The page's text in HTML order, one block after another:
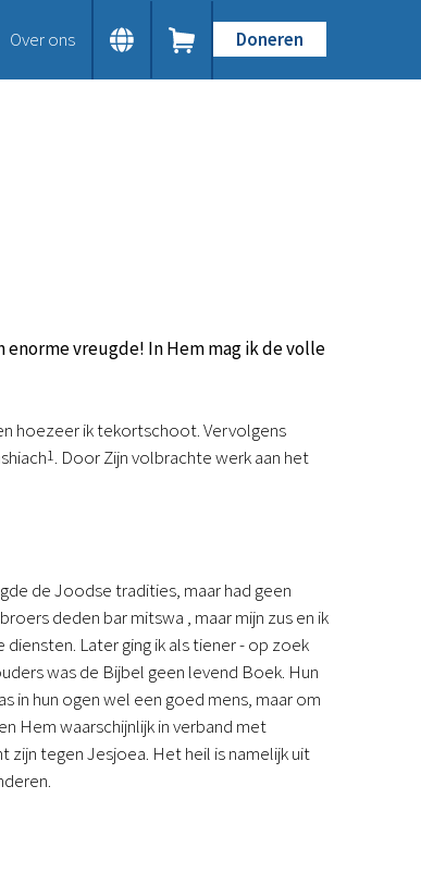
Over ons Doneren
vreugde! In Hem mag ik de volle
hoezeer ik tekortschoot. Vervolgens
1. Door Zijn volbrachte werk aan het
de Joodse tradities, maar had geen
deden bar mitswa , maar mijn zus en ik
Later ging ik als tiener - op zoek
was de Bijbel geen levend Boek. Hun
in hun ogen wel een goed mens, maar om
Hem waarschijnlijk in verband met
zijn tegen Jesjoea. Het heil is namelijk uit
Doneer
Nodig ons uit
Voor jou
Agenda
Kinderwerk
Jongerenwerk
Het Studiehuis (cursus)
Webshop
Over ons
Onze visie